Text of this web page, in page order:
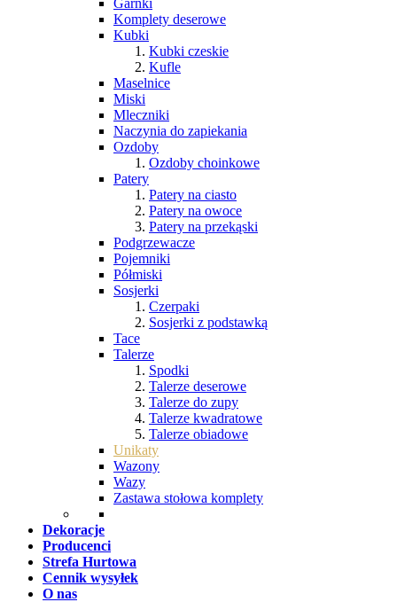
Garnki
Komplety deserowe
Kubki
Kubki czeskie
Kufle
Maselnice
Miski
Mleczniki
Naczynia do zapiekania
Ozdoby
Ozdoby choinkowe
Patery
Patery na ciasto
Patery na owoce
Patery na przekąski
Podgrzewacze
Pojemniki
Półmiski
Sosjerki
Czerpaki
Sosjerki z podstawką
Tace
Talerze
Spodki
Talerze deserowe
Talerze do zupy
Talerze kwadratowe
Talerze obiadowe
Unikaty
Wazony
Wazy
Zastawa stołowa komplety
Dekoracje
Producenci
Strefa Hurtowa
Cennik wysyłek
O nas